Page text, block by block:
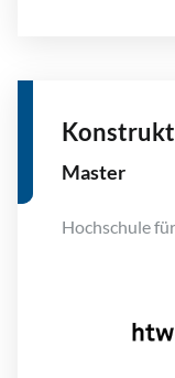
Master
Hochschule